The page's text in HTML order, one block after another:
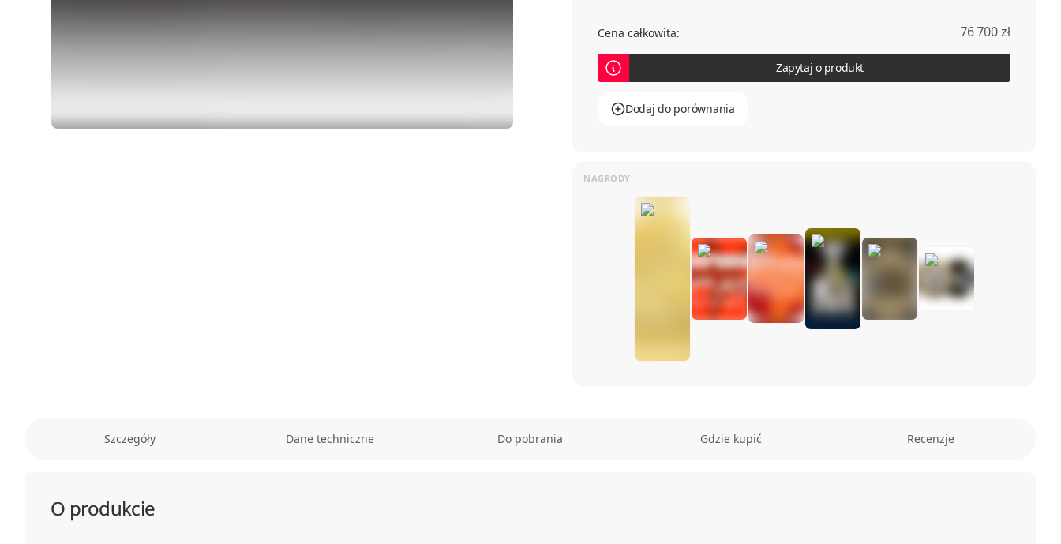
Cena całkowita: 76 700 zł
Zapytaj o produkt
Dodaj do porównania
Szczegóły Dane techniczne Do pobrania Gdzie kupić Recenzje
O produkcie